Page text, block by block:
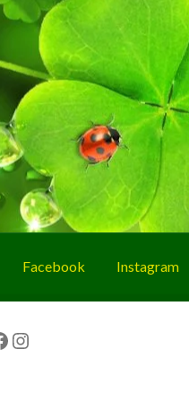
Facebook Instagram
Instagram